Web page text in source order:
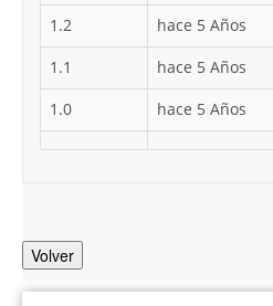
1.2
hace 5 Años
1.1
hace 5 Años
1.0
hace 5 Años
Volver